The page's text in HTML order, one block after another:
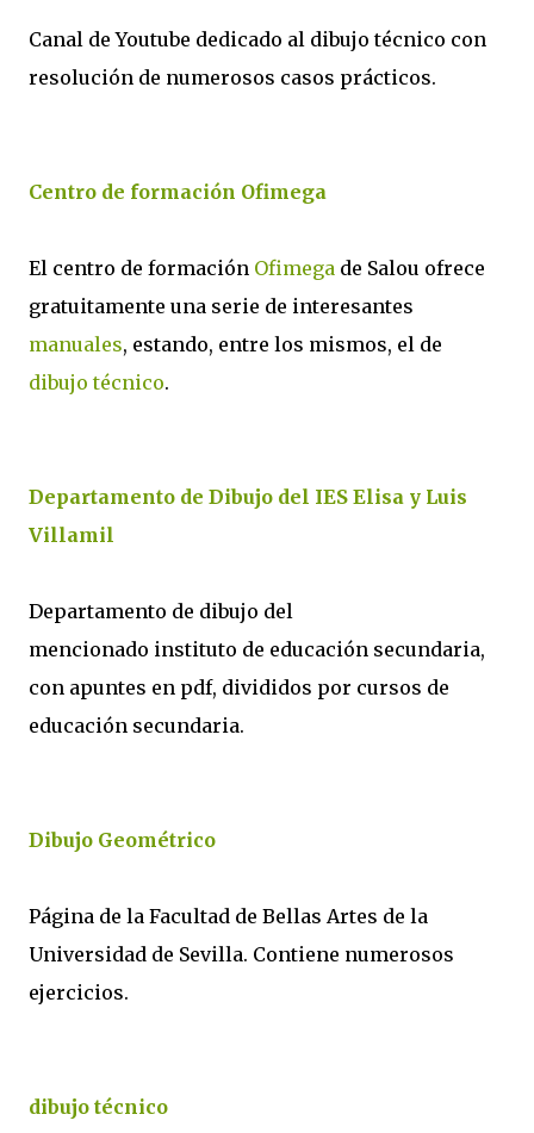
Canal de Youtube dedicado al dibujo técnico con
resolución de numerosos casos prácticos.
Centro de formación Ofimega
El centro de formación Ofimega de Salou ofrece
gratuitamente una serie de interesantes
manuales, estando, entre los mismos, el de
dibujo técnico.
Departamento de Dibujo del IES Elisa y Luis
Villamil
Departamento de dibujo del
mencionado instituto de educación secundaria,
con apuntes en pdf, divididos por cursos de
educación secundaria.
Dibujo Geométrico
Página de la Facultad de Bellas Artes de la
Universidad de Sevilla. Contiene numerosos
ejercicios.
dibujo técnico